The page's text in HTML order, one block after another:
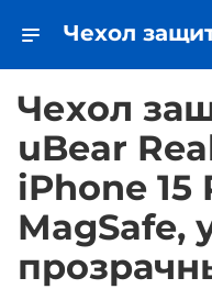
Чехол
uBear
iPhone 15
MagSafe,